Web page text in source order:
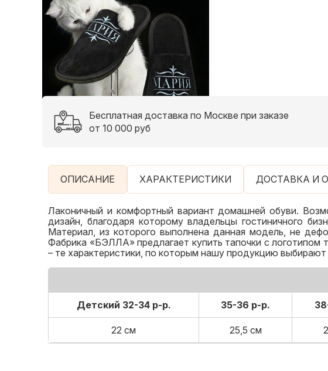
Бесплатная доставка по Москве при заказе
от 10 000 руб
ОПИСАНИЕ ХАРАКТЕРИСТИКИ ДОСТАВКА И
Лаконичный и комфортный вариант домашней обуви.
дизайн, благодаря которому владельцы гостиничного
Материал, из которого выполнена данная модель, не
Фабрика «БЭЛЛА» предлагает купить тапочки с
– те характеристики, по которым нашу продукцию
Детский 32-34 р-р. 35-36 р-р.
22 см 25,5 см